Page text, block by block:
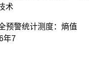
术
预警统计测度：熵值
年7